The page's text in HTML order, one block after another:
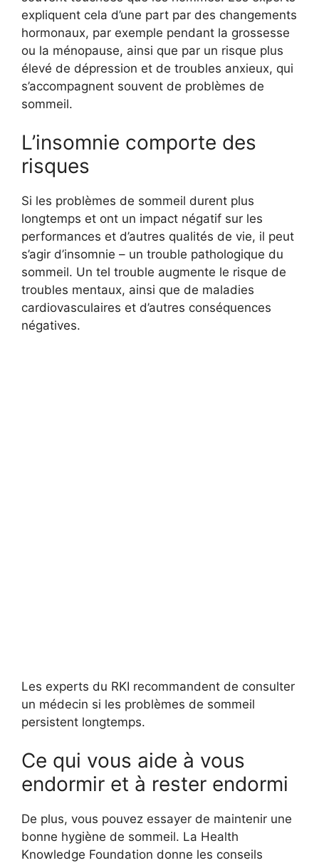
expliquent cela d’une part par des changements
hormonaux, par exemple pendant la grossesse
ou la ménopause, ainsi que par un risque plus
élevé de dépression et de troubles anxieux, qui
s’accompagnent souvent de problèmes de
sommeil.
L’insomnie comporte des
risques
Si les problèmes de sommeil durent plus
longtemps et ont un impact négatif sur les
performances et d’autres qualités de vie, il peut
s’agir d’insomnie – un trouble pathologique du
sommeil. Un tel trouble augmente le risque de
troubles mentaux, ainsi que de maladies
cardiovasculaires et d’autres conséquences
négatives.
Les experts du RKI recommandent de consulter
un médecin si les problèmes de sommeil
persistent longtemps.
Ce qui vous aide à vous
endormir et à rester endormi
De plus, vous pouvez essayer de maintenir une
bonne hygiène de sommeil. La Health
Knowledge Foundation donne les conseils